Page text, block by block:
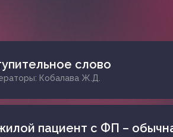
слово
Кобалава Ж.Д.
пациент с ФП –